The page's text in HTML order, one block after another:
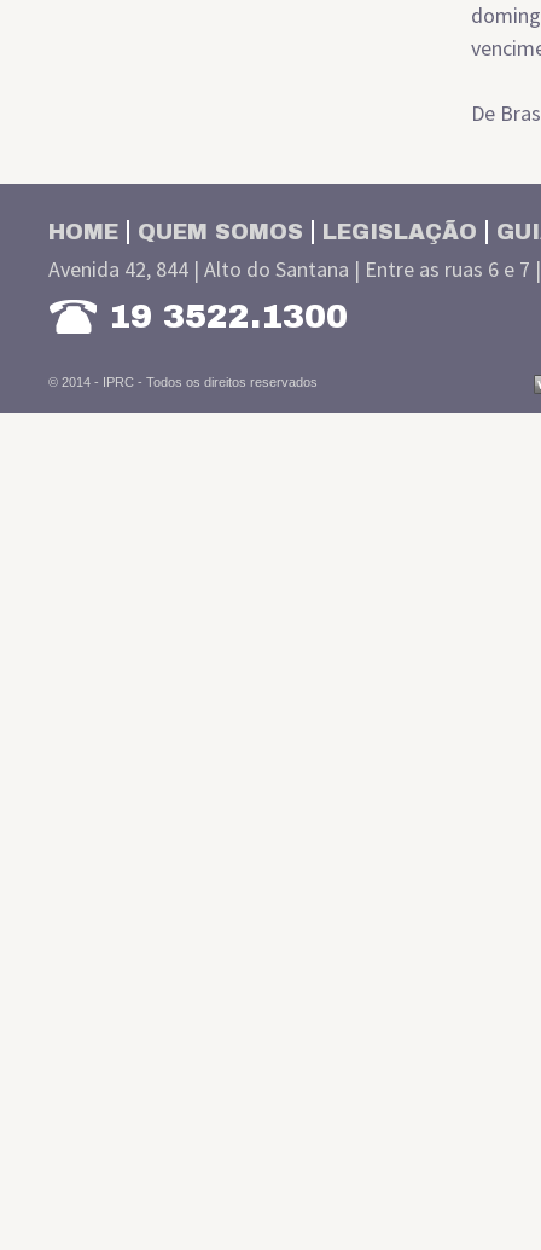
De
HOME QUEM SOMOS LEGISLAÇÃO
Avenida 42, 844 | Alto do Santana | Entre as ruas 6 e 7
19 3522.1300
© 2014 - IPRC - Todos os direitos reservados